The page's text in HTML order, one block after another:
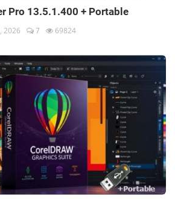
Pro 13.5.1.400 + Portable
2026 7 69824